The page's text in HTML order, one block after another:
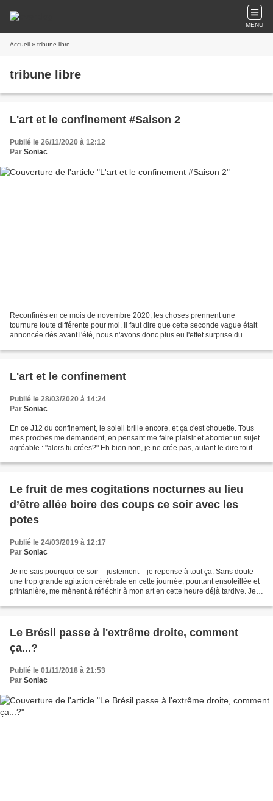
MENU
Accueil » tribune libre
tribune libre
L'art et le confinement #Saison 2
Publié le 26/11/2020 à 12:12
Par Soniac
Reconfinés en ce mois de novembre 2020, les choses prennent une
tournure toute différente pour moi. Il faut dire que cette seconde vague était
annoncée dès avant l'été, nous n'avons donc plus eu l'effet surprise du
L'art et le confinement
Publié le 28/03/2020 à 14:24
Par Soniac
En ce J12 du confinement, le soleil brille encore, et ça c'est chouette. Tous
mes proches me demandent, en pensant me faire plaisir et aborder un sujet
agréable : "alors tu crées?" Eh bien non, je ne crée pas, autant le dire tout de
Le fruit de mes cogitations nocturnes au lieu
d’être allée boire des coups ce soir avec les
potes
Publié le 24/03/2019 à 12:17
Par Soniac
Je ne sais pourquoi ce soir – justement – je repense à tout ça. Sans doute
une trop grande agitation cérébrale en cette journée, pourtant ensoleillée et
printanière, me mènent à réfléchir à mon art en cette heure déjà tardive. Je
Le Brésil passe à l'extrême droite, comment
ça...?
Publié le 01/11/2018 à 21:53
Par Soniac